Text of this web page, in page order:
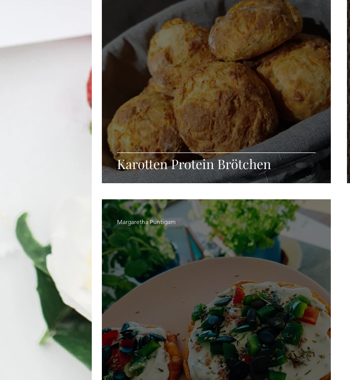
Karotten Protein Brötchen
Margaretha Puntigam